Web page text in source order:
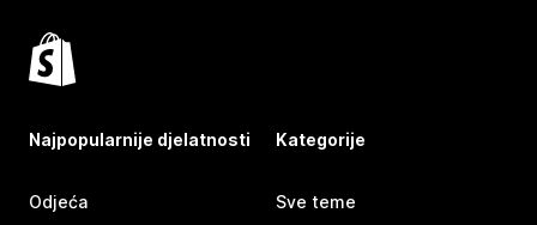
Najpopularnije djelatnosti
Odjeća
Kategorije
Sve teme